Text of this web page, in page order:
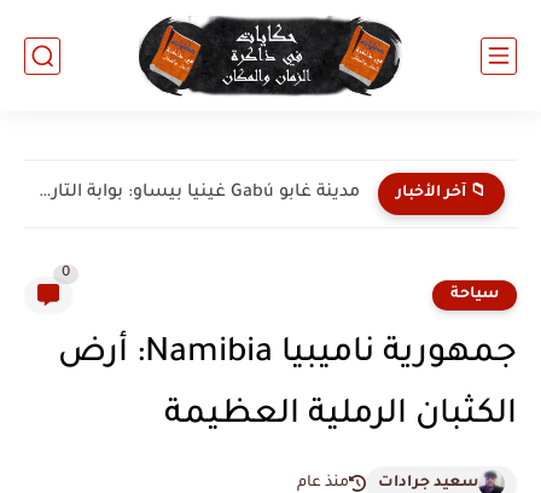
📁 آخر الأخبار مدينة كاتيو Catió غينيا بيساو: جوهرة الساحل الجنوبي والطبيعة البكر
سياحة
0
جمهورية ناميبيا Namibia: أرض
الكثبان الرملية العظيمة
سعيد جرادات منذ عام